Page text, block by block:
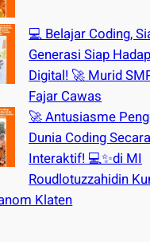
💻 Belajar Coding,
Generasi Siap
Digital! 🚀 Murid
Fajar Cawas
🚀 Antusiasme
Dunia Coding
Interaktif! 💻✨di MI
Roudlotuzzahidin
Klaten